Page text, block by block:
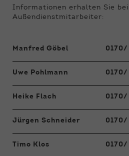
Informationen erhalten Sie
Außendienstmitarbeiter:
Manfred Göbel 0170/
Uwe Pohlmann
Heike Flach
Jürgen Schneider 0170/
Timo Klos 0170/
Laufzeit 1 Jahr
Wir verwenden auf unserer
Inhalte, um Ihnen zusätzliche